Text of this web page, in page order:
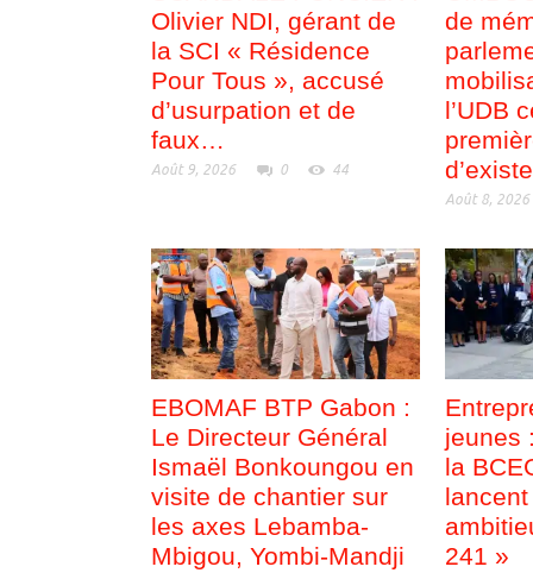
Olivier NDI, gérant de
la SCI « Résidence
Pour Tous », accusé
d’usurpation et de
faux…
Août 9, 2026 0 44
de
l’UDB
Août 8, 2026
EBOMAF BTP Gabon :
Le Directeur Général
Ismaël Bonkoungou en
visite de chantier sur
les axes Lebamba-
Mbigou, Yombi-Mandji
jeunes
la
241 »